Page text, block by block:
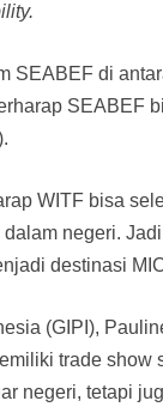
SEABEF di
SEABEF
WITF bisa
negeri.
destinasi
(GIPI),
trade
negeri, tetapi